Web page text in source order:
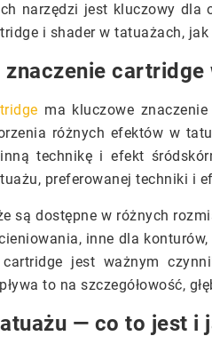
narzędzi jest kluczowy
i shader w tatuażach,
cartridge
ma kluczowe
różnych efektów w
technikę i efekt
preferowanej techniki i
są dostępne w różnych
inne dla
cartridge jest ważnym
to na szczegółowość,
— co to jest i